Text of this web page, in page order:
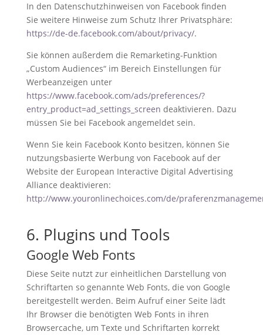
In den Datenschutzhinweisen von Facebook finden
Sie weitere Hinweise zum Schutz Ihrer Privatsphäre:
https://de-de.facebook.com/about/privacy/.
Sie können außerdem die Remarketing-Funktion
„Custom Audiences“ im Bereich Einstellungen für
Werbeanzeigen unter
https://www.facebook.com/ads/preferences/?
entry_product=ad_settings_screen deaktivieren. Dazu
müssen Sie bei Facebook angemeldet sein.
Wenn Sie kein Facebook Konto besitzen, können Sie
nutzungsbasierte Werbung von Facebook auf der
Website der European Interactive Digital Advertising
Alliance deaktivieren:
http://www.youronlinechoices.com/de/
6. Plugins und Tools
Google Web Fonts
Diese Seite nutzt zur einheitlichen Darstellung von
Schriftarten so genannte Web Fonts, die von Google
bereitgestellt werden. Beim Aufruf einer Seite lädt
Ihr Browser die benötigten Web Fonts in ihren
Browsercache, um Texte und Schriftarten korrekt